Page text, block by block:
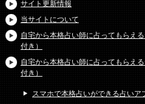
サイト更新情報
当サイトについて
自宅から本格占い師に占ってもらえ
付き）
自宅から本格占い師に占ってもらえ
付き）
スマホで本格占いができる占いア